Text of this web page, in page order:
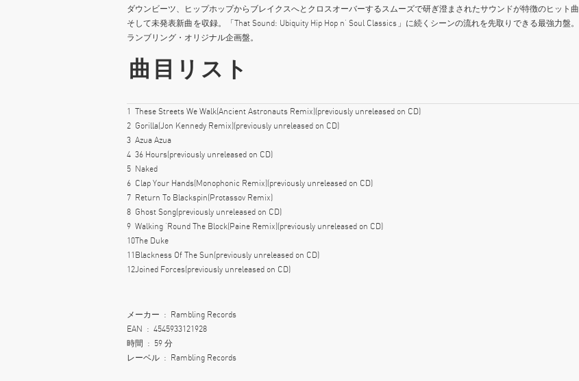
ダウンビーツ、ヒップホップからブレイクスへとクロスオーバーするスムーズで研ぎ澄まされたサウンドが特徴のヒット曲
そして未発表新曲を収録。「That Sound: Ubiquity Hip Hop n’ Soul Classics」に続くシーンの流れを先取りできる最強力盤。
ランブリング・オリジナル企画盤。
曲目リスト
1 These Streets We Walk(Ancient Astronauts Remix)(previously unreleased on CD)
2 Gorilla(Jon Kennedy Remix)(previously unreleased on CD)
3 Azua Azua
4 36 Hours(previously unreleased on CD)
5 Naked
6 Clap Your Hands(Monophonic Remix)(previously unreleased on CD)
7 Return To Blackspin(Protassov Remix)
8 Ghost Song(previously unreleased on CD)
9 Walking ‘Round The Block(Paine Remix)(previously unreleased on CD)
10The Duke
11 Blackness Of The Sun(previously unreleased on CD)
12Joined Forces(previously unreleased on CD)
メーカー ‏ : ‎ Rambling Records
EAN ‏ : ‎ 4545933121928
時間 ‏ : ‎ 59 分
レーベル ‏ : ‎ Rambling Records